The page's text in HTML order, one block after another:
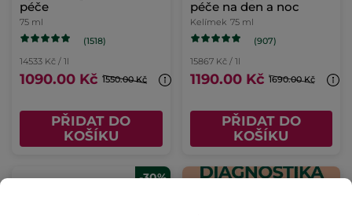
péče
75 ml
(1518)
14533 Kč / 1l
1090.00 Kč 1550.00 Kč
PŘIDAT DO
KOŠÍKU
péče na den a noc
Kelímek 75 ml
(907)
15867 Kč / 1l
1190.00 Kč 1690.00 Kč
PŘIDAT DO
KOŠÍKU
-30%